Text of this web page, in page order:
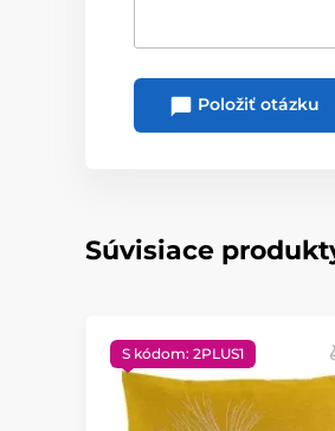
Položiť otázku
Súvisiace
S kódom: 2PLUS1